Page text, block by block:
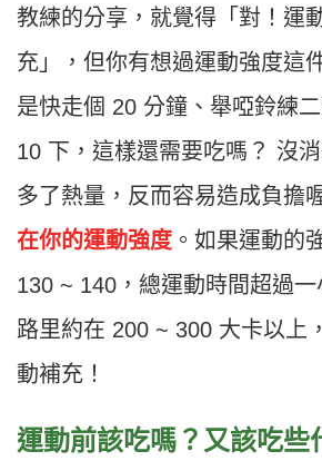
教練的分享，就覺得「對！運
充」，但你有想過運動強度這
是快走個 20 分鐘、舉啞鈴練
10 下，這樣還需要吃嗎？ 沒
多了熱量，反而容易造成負擔
在你的運動強度 。如果運動的
130 ~ 140，總運動時間超過
路里約在 200 ~ 300 大卡以上
動補充！
運動前該吃嗎？又該吃些